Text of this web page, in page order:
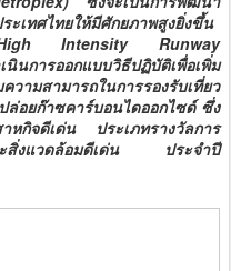
ะเทศไทยให้มีศักยภาพสูงยิ่งขึ้น
High Intensity Runway
รออกแบบวิธีปฏิบัติเพื่อเพิ่ม
ามสามารถในการรองรับเที่ยว
อยก๊าซคาร์บอนไดออกไซด์ ซึ่ง
หกิจดีเด่น ประเภทรางวัลการ
ละสิ่งแวดล้อมดีเด่น ประจำปี